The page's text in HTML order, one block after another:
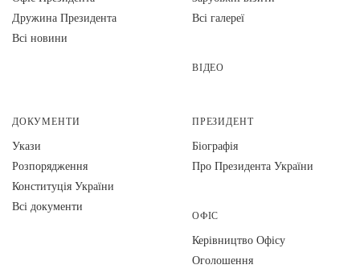
Дружина Президента
Всі новини
Всі галереї
ВІДЕО
ДОКУМЕНТИ
Укази
Розпорядження
Конституція України
Всі документи
ПРЕЗИДЕНТ
Біографія
Про Президента України
ОФІС
Керівництво Офісу
Оголошення